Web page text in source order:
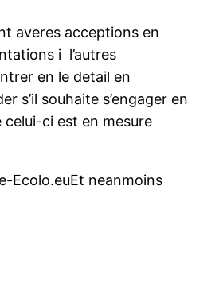
averes acceptions en
i l’autres
en le detail en
s’il souhaite s’engager en
ci est en mesure
Ecolo.euEt neanmoins